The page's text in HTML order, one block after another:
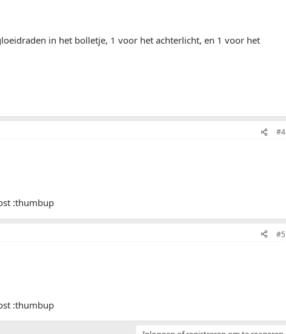
in het bolletje, 1 voor het achterlicht, en 1 voor het
#4
:thumbup
#5
:thumbup